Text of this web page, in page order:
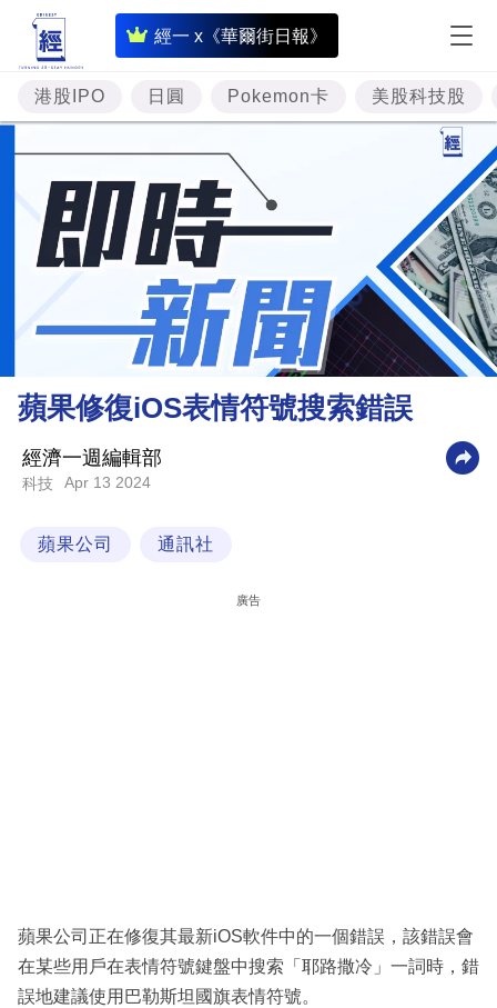
經一 x《華爾街日報》
即
時
財
經
專
題
投
資
樓
市
財
商
業
閱
專
區
港股IPO 日圓 Pokemon卡 美股科技股
蘋果修復iOS表情符號搜索錯誤
經濟一週編輯部
科技 Apr 13 2024
蘋果公司 通訊社
廣告
蘋果公司正在修復其最新iOS軟件中的一個錯誤，該錯誤會
在某些用戶在表情符號鍵盤中搜索「耶路撒冷」一詞時，錯
誤地建議使用巴勒斯坦國旗表情符號。